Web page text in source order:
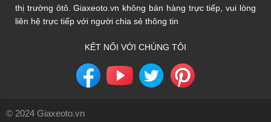
thị trường ôtô. Giaxeoto.vn không bán hàng trực tiếp, vui lòng
liên hệ trực tiếp với người chia sẻ thông tin
KẾT NỐI VỚI CHÚNG TÔI
© 2024 Giaxeoto.vn